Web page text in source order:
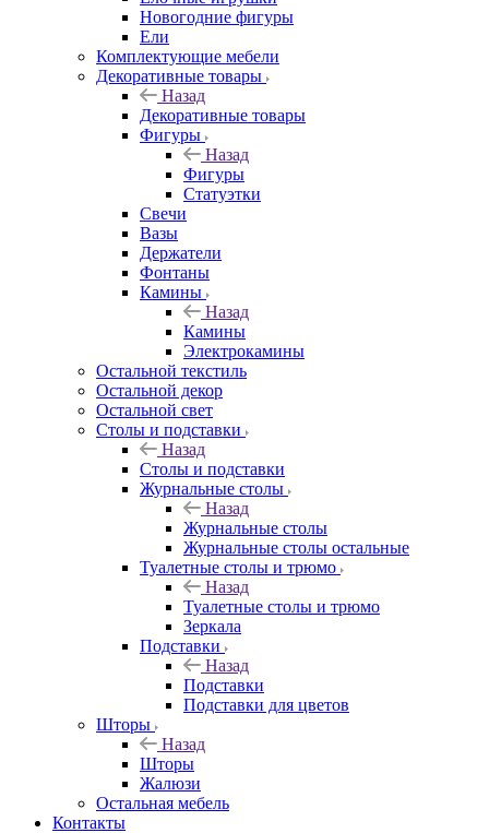
Новогодние фигуры
Ели
Комплектующие мебели
Декоративные товары
Назад
Декоративные товары
Фигуры
Назад
Фигуры
Статуэтки
Свечи
Вазы
Держатели
Фонтаны
Камины
Назад
Камины
Электрокамины
Остальной текстиль
Остальной декор
Остальной свет
Столы и подставки
Назад
Столы и подставки
Журнальные столы
Назад
Журнальные столы
Журнальные столы остальные
Туалетные столы и трюмо
Назад
Туалетные столы и трюмо
Зеркала
Подставки
Назад
Подставки
Подставки для цветов
Шторы
Назад
Шторы
Жалюзи
Остальная мебель
Контакты